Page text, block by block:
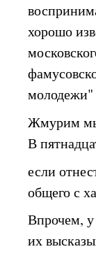
хорошо
молодежи"
Жмурим мы
В
если
общего с
Впрочем, у
их